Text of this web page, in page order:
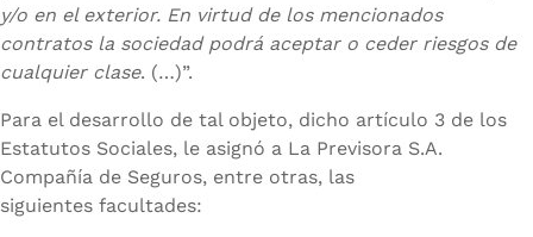
y/o en el exterior. En virtud de los mencionados
contratos la sociedad podrá aceptar o ceder riesgos de
cualquier clase. (…)”.
Para el desarrollo de tal objeto, dicho artículo 3 de los
Estatutos Sociales, le asignó a La Previsora S.A.
Compañía de Seguros, entre otras, las
siguientes facultades: